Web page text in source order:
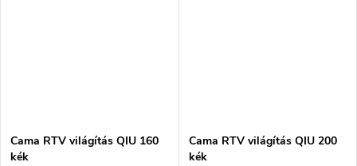
Cama RTV világítás QIU 160
kék
Cama RTV világítás QIU 200
kék